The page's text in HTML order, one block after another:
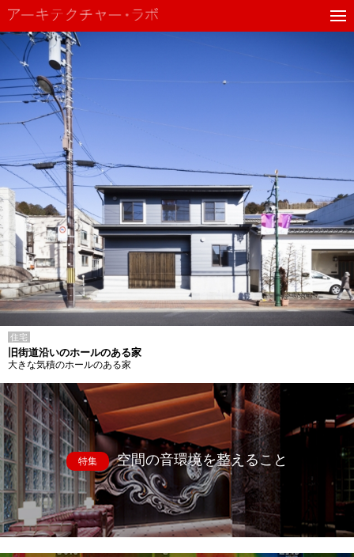
住宅
旧街道沿いのホールのある家
大きな気積のホールのある家
特集 空間の音環境を整えること